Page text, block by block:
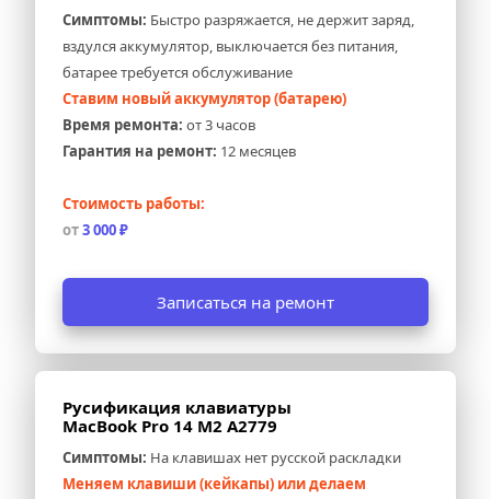
Симптомы: Быстро разряжается, не держит заряд,
вздулся аккумулятор, выключается без питания,
батарее требуется обслуживание
Ставим новый аккумулятор (батарею)
Время ремонта: от 3 часов
Гарантия на ремонт: 12 месяцев
Стоимость работы:
от 3 000 ₽
Записаться на ремонт
Русификация клавиатуры
MacBook Pro 14 M2 A2779
Симптомы: На клавишах нет русской раскладки
Меняем клавиши (кейкапы) или делаем